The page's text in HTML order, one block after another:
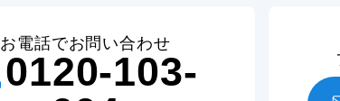
お電話でお問い合わせ
0120-103-